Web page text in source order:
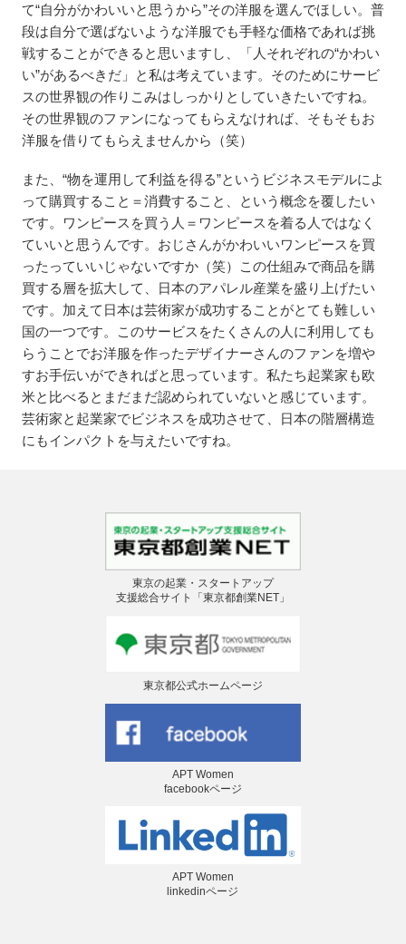
て“自分がかわいいと思うから”その洋服を選んでほしい。普
段は自分で選ばないような洋服でも手軽な価格であれば挑
戦することができると思いますし、「人それぞれの“かわい
い”があるべきだ」と私は考えています。そのためにサービ
スの世界観の作りこみはしっかりとしていきたいですね。
その世界観のファンになってもらえなければ、そもそもお
洋服を借りてもらえませんから（笑）
また、“物を運用して利益を得る”というビジネスモデルによ
って購買すること＝消費すること、という概念を覆したい
です。ワンピースを買う人＝ワンピースを着る人ではなく
ていいと思うんです。おじさんがかわいいワンピースを買
ったっていいじゃないですか（笑）この仕組みで商品を購
買する層を拡大して、日本のアパレル産業を盛り上げたい
です。加えて日本は芸術家が成功することがとても難しい
国の一つです。このサービスをたくさんの人に利用しても
らうことでお洋服を作ったデザイナーさんのファンを増や
すお手伝いができればと思っています。私たち起業家も欧
米と比べるとまだまだ認められていないと感じています。
芸術家と起業家でビジネスを成功させて、日本の階層構造
にもインパクトを与えたいですね。
東京の起業・スタートアップ
支援総合サイト「東京都創業NET」
東京都公式ホームページ
APT Women
facebookページ
APT Women
linkedinページ